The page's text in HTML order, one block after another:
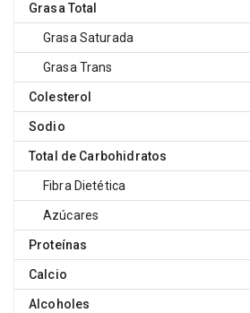
Grasa Total
Grasa Saturada
Grasa Trans
Colesterol
Sodio
Total de Carbohidratos
Fibra Dietética
Azúcares
Proteínas
Calcio
Alcoholes